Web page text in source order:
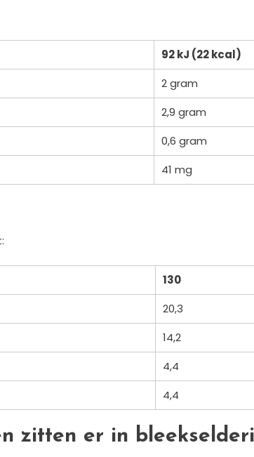
92 kJ (22 kcal)
2 gram
2,9 gram
0,6 gram
41 mg
130
20,3
14,2
4,4
4,4
zitten er in